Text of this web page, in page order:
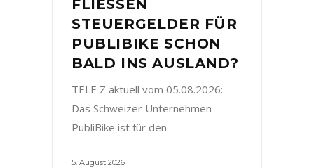
FLIESSEN
STEUERGELDER FÜR
PUBLIBIKE SCHON
BALD INS AUSLAND?
TELE Z aktuell vom 05.08.2026:
Das Schweizer Unternehmen
PubliBike ist für den
5. August 2026